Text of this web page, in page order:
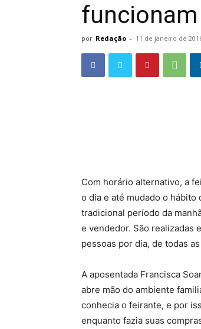
por Redação - 11 de janeiro de
Com horário alternativo, a
o dia e até mudado o
tradicional período da
e vendedor. São realizadas
pessoas por dia, de todas
A aposentada Francisca
abre mão do ambiente
conhecia o feirante, e por
enquanto fazia suas